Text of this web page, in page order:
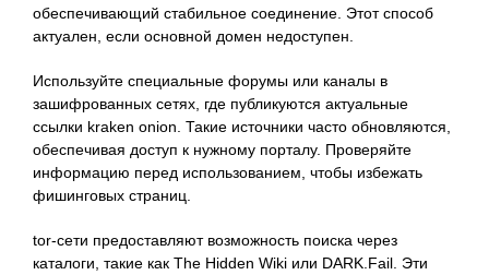
обеспечивающий стабильное соединение. Этот способ
актуален, если основной домен недоступен.
Используйте специальные форумы или каналы в
зашифрованных сетях, где публикуются актуальные
ссылки kraken onion. Такие источники часто обновляются,
обеспечивая доступ к нужному порталу. Проверяйте
информацию перед использованием, чтобы избежать
фишинговых страниц.
tor-сети предоставляют возможность поиска через
каталоги, такие как The Hidden Wiki или DARK.Fail. Эти